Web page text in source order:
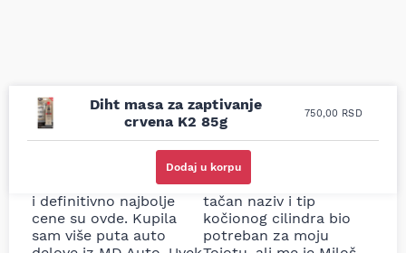
Diht masa za zaptivanje
crvena K2 85g
750,00 RSD
Dodaj u korpu
Uporedila sam sve
prodavnice auto delova
i definitivno najbolje
cene su ovde. Kupila
sam više puta auto
Odlična usluga i
ljubazni prodavci.
Nisam bio siguran koji je
tačan naziv i tip
kočionog cilindra bio
potreban za moju